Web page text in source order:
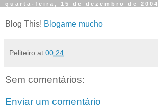
quarta-feira, 15 de dezembro de 2004
Blog This! Blogame mucho
Peliteiro at 00:24
Sem comentários:
Enviar um comentário